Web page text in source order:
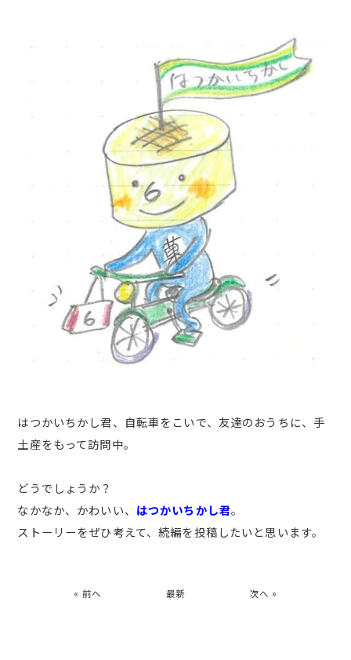
はつかいちかし君、自転車をこいで、友達のおうちに、手
土産をもって訪問中。
どうでしょうか？
なかなか、かわいい、 はつかいちかし君。
ストーリーをぜひ考えて、続編を投稿したいと思います。
« 前へ 最新 次へ »